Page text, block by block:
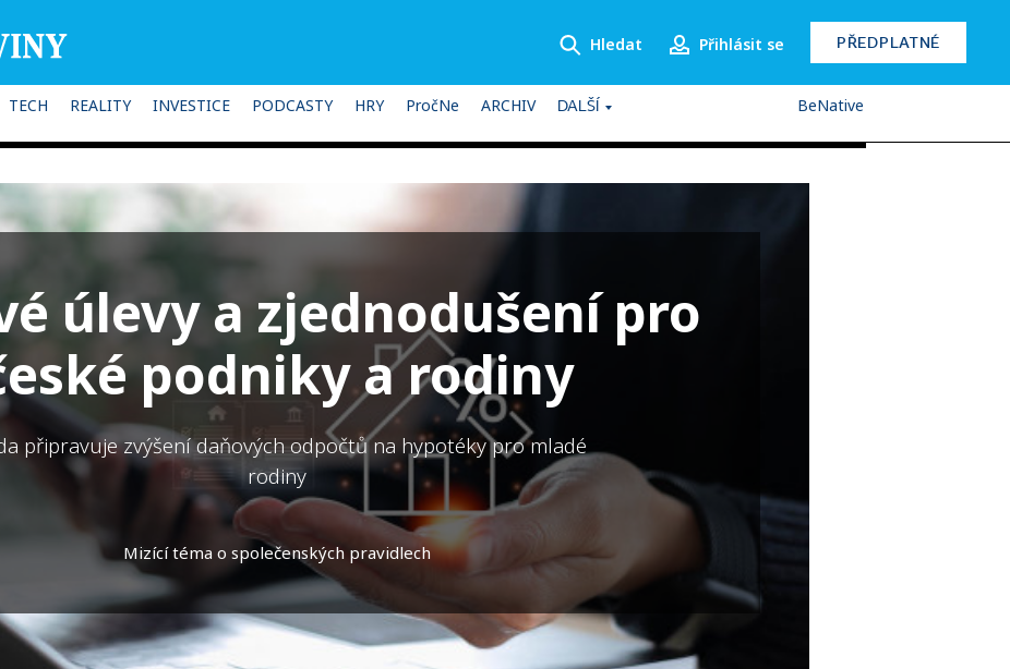
Hledat Přihlásit se PŘEDPLATNÉ
TECH REALITY INVESTICE PODCASTY HRY PročNe ARCHIV DALŠÍ BeNative
úlevy a zjednodušení pro
podniky a rodiny
připravuje zvýšení daňových odpočtů na hypotéky pro mladé
rodiny
Mizící téma o společenských pravidlech